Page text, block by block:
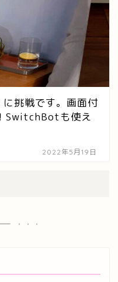
挑戦です。画面付
SwitchBotも使え
2022年5月19日